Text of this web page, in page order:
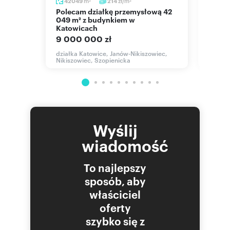
Polecam działkę przemysłową 42
049 m² z budynkiem w
Katowicach
9 000 000 zł
działka Katowice, Janów-Nikiszowiec,
Nikiszowiec, Szopienicka
Wyślij
wiadomość
To najlepszy
sposób, aby
właściciel
oferty
szybko się z